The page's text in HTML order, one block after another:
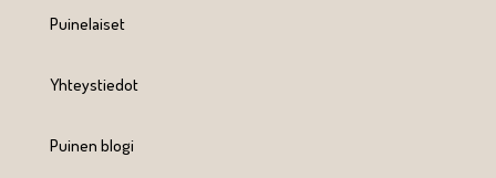
Puinelaiset
Yhteystiedot
Puinen blogi